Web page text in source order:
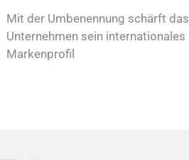
Mit der Umbenennung schärft das
Unternehmen sein internationales
Markenprofil